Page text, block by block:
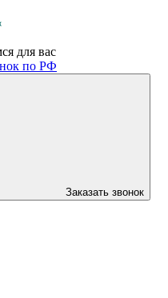
для вас
по РФ
Заказать звонок